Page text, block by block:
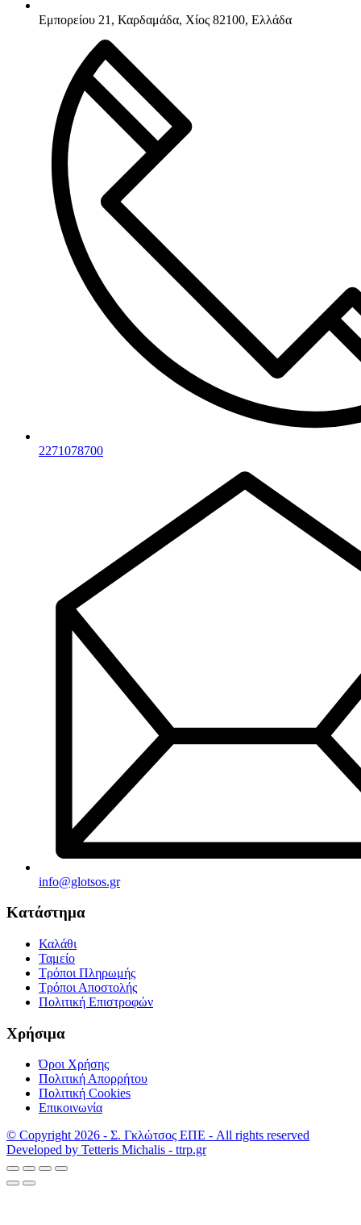
Εμπορείου 21, Καρδαμάδα, Χίος 82100, Ελλάδα
2271078700
info@glotsos.gr
Κατάστημα
Καλάθι
Ταμείο
Τρόποι Πληρωμής
Τρόποι Αποστολής
Πολιτική Επιστροφών
Χρήσιμα
Όροι Χρήσης
Πολιτική Απορρήτου
Πολιτική Cookies
Επικοινωνία
© Copyright 2026 - Σ. Γκλώτσος ΕΠΕ - All rights reserved
Developed by Tetteris Michalis - ttrp.gr